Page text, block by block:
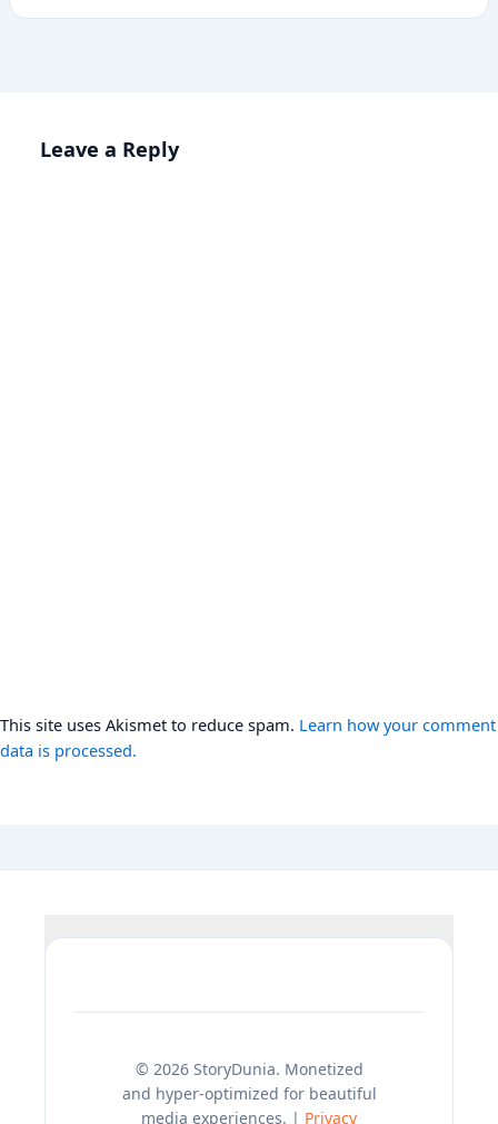
Leave a Reply
This site uses Akismet to reduce spam. Learn how your comment
data is processed.
© 2026 StoryDunia. Monetized
and hyper-optimized for beautiful
media experiences. | Privacy